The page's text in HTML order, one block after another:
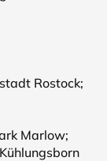
Rostock;
Marlow;